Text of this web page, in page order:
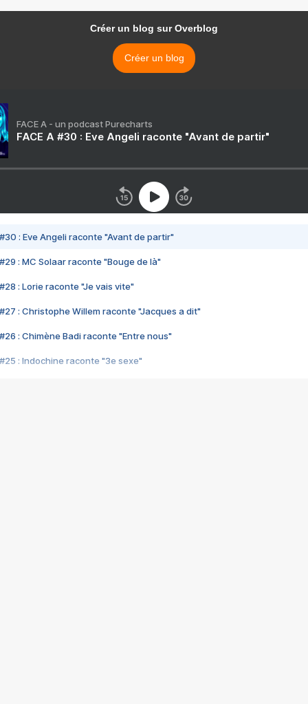
Créer un blog sur Overblog
Créer un blog
FACE A - un podcast Purecharts
FACE A #30 : Eve Angeli raconte "Avant de partir"
#30 : Eve Angeli raconte "Avant de partir"
#29 : MC Solaar raconte "Bouge de là"
#28 : Lorie raconte "Je vais vite"
#27 : Christophe Willem raconte "Jacques a dit"
#26 : Chimène Badi raconte "Entre nous"
#25 : Indochine raconte "3e sexe"